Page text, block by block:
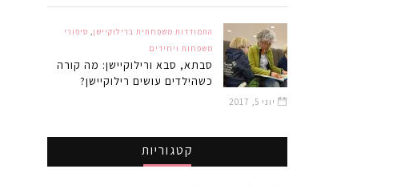
התמודדות משפחתית ברילוקיישן, סיפורי
משפחות ויחידים
סבתא, סבא ורילוקיישן: מה קורה
כשהילדים עושים רילוקיישן?
יוני 5, 2017
קטגוריות